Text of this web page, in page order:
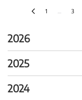
1 3
2026
2025
2024